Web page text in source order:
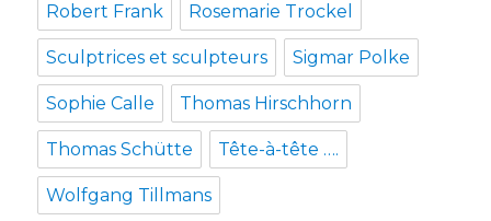
Robert Frank Rosemarie Trockel
Sculptrices et sculpteurs Sigmar Polke
Sophie Calle Thomas Hirschhorn
Thomas Schütte Tête-à-tête ….
Wolfgang Tillmans